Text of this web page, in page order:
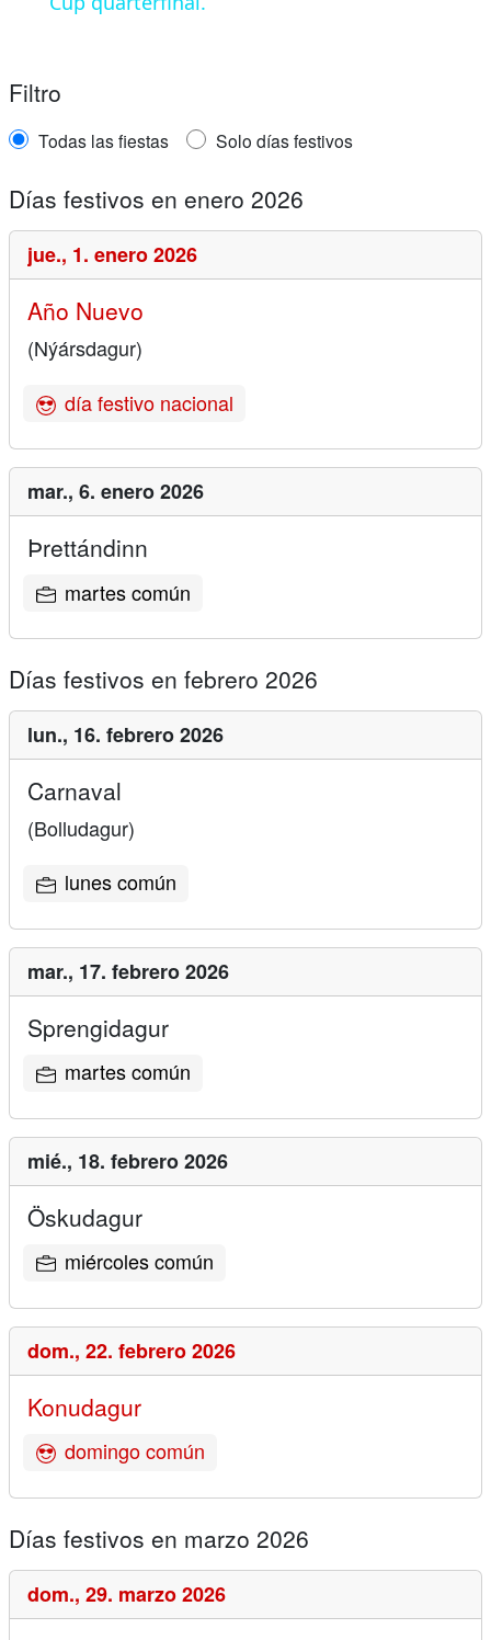
Filtro
Todas las fiestas Solo días festivos
Días festivos en enero 2026
jue., 1. enero 2026
Año Nuevo
(Nýársdagur)
día festivo nacional
mar., 6. enero 2026
Þrettándinn
martes común
Días festivos en febrero 2026
lun., 16. febrero 2026
Carnaval
(Bolludagur)
lunes común
mar., 17. febrero 2026
Sprengidagur
martes común
mié., 18. febrero 2026
Öskudagur
miércoles común
dom., 22. febrero 2026
Konudagur
domingo común
Días festivos en marzo 2026
dom., 29. marzo 2026